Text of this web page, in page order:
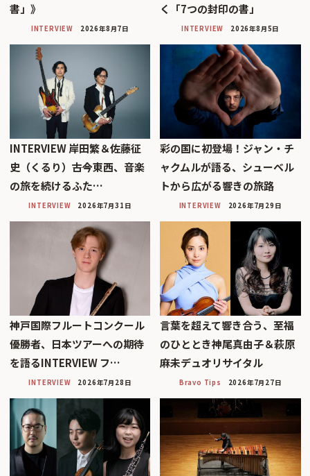
書」》
INTERVIEW 2026年8月7日
く「7つの封印の書」
INTERVIEW 2026年8月5日
INTERVIEW 岸田繁＆佐藤征
史（くるり）――古今東西、音楽
の旅を続けるふた…
INTERVIEW 2026年7月31日
彩の国に初登場！ジャン・チ
ャクムルが語る、シューベル
トから広がる響きの旅路
INTERVIEW 2026年7月29日
神戸国際フルートコンクール
優勝者、日本ツアーへの期待
を語るINTERVIEW フ…
INTERVIEW 2026年7月28日
言葉を超えて響き合う、至福
のひととき神尾真由子＆萩原
麻未デュオリサイタル
Bravo Tips 2026年7月27日